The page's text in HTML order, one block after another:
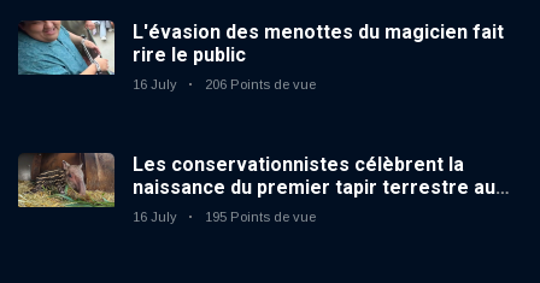
L'évasion des menottes du magicien fait
rire le public
16 July 206 Points de vue
Les conservationnistes célèbrent la
naissance du premier tapir terrestre au
zoo du Royaume-Uni depuis 14 ans
16 July 195 Points de vue